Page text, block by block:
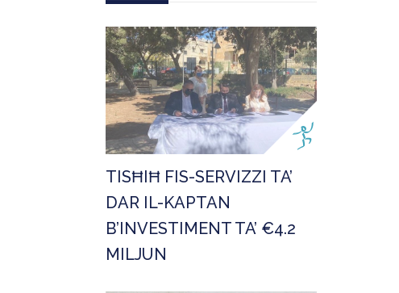
TISĦIĦ FIS-SERVIZZI TA’
DAR IL-KAPTAN
B’INVESTIMENT TA’ €4.2
MILJUN